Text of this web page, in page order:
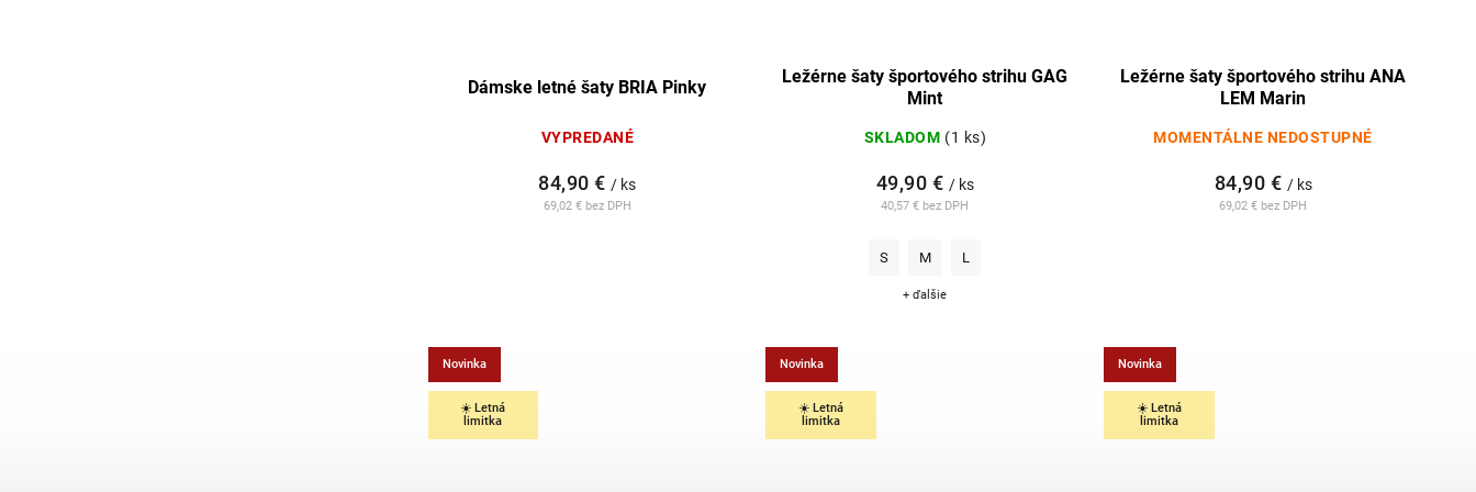
Dámske letné šaty BRIA Pinky
VYPREDANÉ
69,02 € bez DPH
84,90 € / ks
Ležérne šaty športového strihu GAG
Mint
SKLADOM (1 ks)
40,57 € bez DPH
49,90 € / ks
S M L
+ ďalšie
Ležérne šaty športového strihu ANA
LEM Marin
MOMENTÁLNE NEDOSTUPNÉ
69,02 € bez DPH
84,90 € / ks
Novinka
☀️ Letná
limitka
Novinka
☀️ Letná
limitka
Novinka
☀️ Letná
limitka